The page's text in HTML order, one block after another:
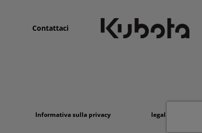
Contattaci
Informativa sulla privacy legal